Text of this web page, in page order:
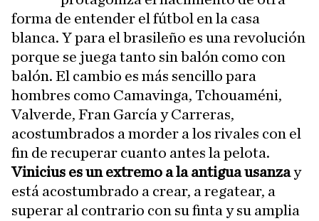
forma de entender el fútbol en la casa
blanca. Y para el brasileño es una revolución
porque se juega tanto sin balón como con
balón. El cambio es más sencillo para
hombres como Camavinga, Tchouaméni,
Valverde, Fran García y Carreras,
acostumbrados a morder a los rivales con el
fin de recuperar cuanto antes la pelota.
Vinicius es un extremo a la antigua usanzay
está acostumbrado a crear, a regatear, a
superar al contrario con su finta y su amplia